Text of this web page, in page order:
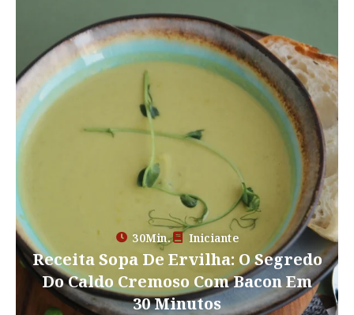
30Min. Iniciante
Receita Sopa De Ervilha: O Segredo
Do Caldo Cremoso Com Bacon Em
30 Minutos